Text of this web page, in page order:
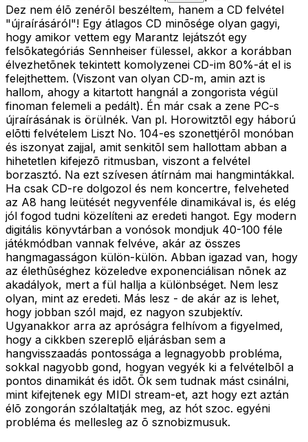
Dez nem élõ zenérõl beszéltem, hanem a CD felvétel
"újraírásáról"! Egy átlagos CD minõsége olyan gagyi,
hogy amikor vettem egy Marantz lejátszót egy
felsõkategóriás Sennheiser fülessel, akkor a korábban
élvezhetõnek tekintett komolyzenei CD-im 80%-át el is
felejthettem. (Viszont van olyan CD-m, amin azt is
hallom, ahogy a kitartott hangnál a zongorista végül
finoman felemeli a pedált). Én már csak a zene PC-s
újraírásának is örülnék. Van pl. Horowitztõl egy háború
elõtti felvételem Liszt No. 104-es szonettjérõl monóban
és iszonyat zajjal, amit senkitõl sem hallottam abban a
hihetetlen kifejezõ ritmusban, viszont a felvétel
borzasztó. Na ezt szívesen átírnám mai hangmintákkal.
Ha csak CD-re dolgozol és nem koncertre, felveheted
az A8 hang leütését negyvenféle dinamikával is, és elég
jól fogod tudni közelíteni az eredeti hangot. Egy modern
digitális könyvtárban a vonósok mondjuk 40-100 féle
játékmódban vannak felvéve, akár az összes
hangmagasságon külön-külön. Abban igazad van, hogy
az élethûséghez közeledve exponenciálisan nõnek az
akadályok, mert a fül hallja a különbséget. Nem lesz
olyan, mint az eredeti. Más lesz - de akár az is lehet,
hogy jobban szól majd, ez nagyon szubjektív.
Ugyanakkor arra az apróságra felhívom a figyelmed,
hogy a cikkben szereplõ eljárásban sem a
hangvisszaadás pontossága a legnagyobb probléma,
sokkal nagyobb gond, hogyan vegyék ki a felvételbõl a
pontos dinamikát és idõt. Õk sem tudnak mást csinálni,
mint kifejtenek egy MIDI stream-et, azt hogy ezt aztán
élõ zongorán szólaltatják meg, az hót szoc. egyéni
probléma és mellesleg az õ sznobizmusuk.